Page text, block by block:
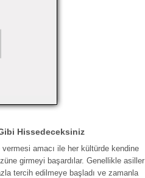
Hissedeceksiniz
amacı ile her kültürde kendine
girmeyi başardılar. Genellikle asiller
tercih edilmeye başladı ve zamanla